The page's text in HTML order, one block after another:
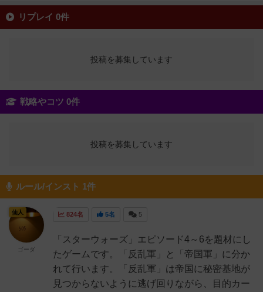
リプレイ 0件
投稿を募集しています
戦略やコツ 0件
投稿を募集しています
ルール/インスト 1件
824名 5名 5
「スターウォーズ」エピソード4～6を題材にし
たゲームです。「反乱軍」と「帝国軍」に分か
れて行います。「反乱軍」は帝国に秘密基地が
見つからないように逃げ回りながら、目的カー
仙人
ゴーダ